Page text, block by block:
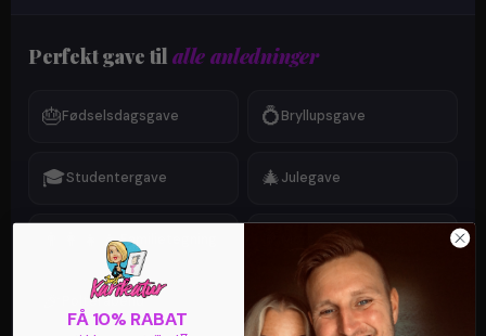
Perfekt gave til alle anledninger
🎂Fødselsdagsgave 💍Bryllupsgave
🎓Studentergave 🎄Julegave
👨‍👩‍👧‍👦Familietegning Mors dags gave
Polterabend ❤️Valentinsgave
FÅ 10% RABAT